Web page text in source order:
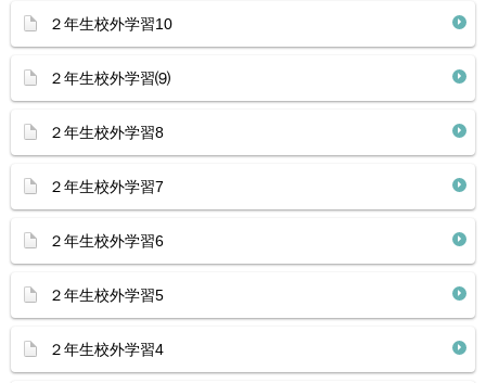
２年生校外学習10
２年生校外学習⑼
２年生校外学習8
２年生校外学習7
２年生校外学習6
２年生校外学習5
２年生校外学習4